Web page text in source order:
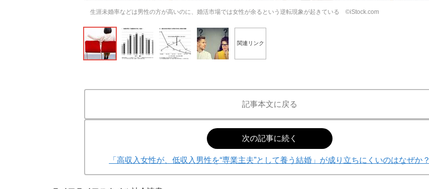
生涯未婚率などは男性の方が高いのに、婚活市場では女性が余るという逆転現象が起きている ©iStock.com
関連リンク
記事本文に戻る
次の記事に続く
「高収入女性が、低収入男性を“専業主夫”として養う結婚」が成り立ちにくいのはなぜか？